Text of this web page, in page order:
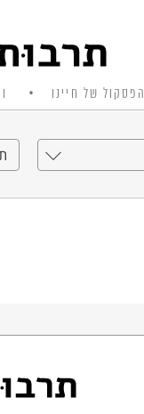
הפסקול של חיינו